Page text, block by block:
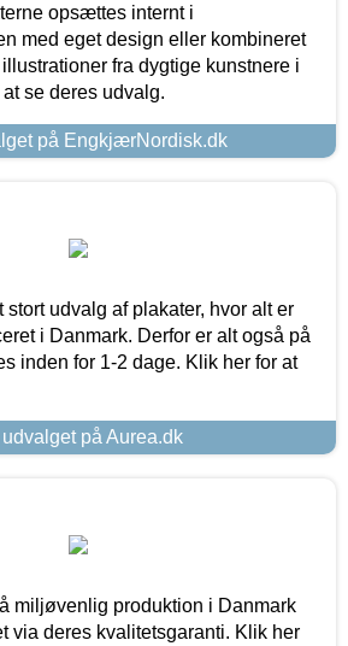
opsættes internt i
med eget design eller kombineret
fra dygtige kunstnere i
se deres udvalg.
på EngkjærNordisk.dk
stort udvalg af plakater, hvor alt er
i Danmark. Derfor er alt også på
inden for 1-2 dage. Klik her for at
på Aurea.dk
miljøvenlig produktion i Danmark
via deres kvalitetsgaranti. Klik her